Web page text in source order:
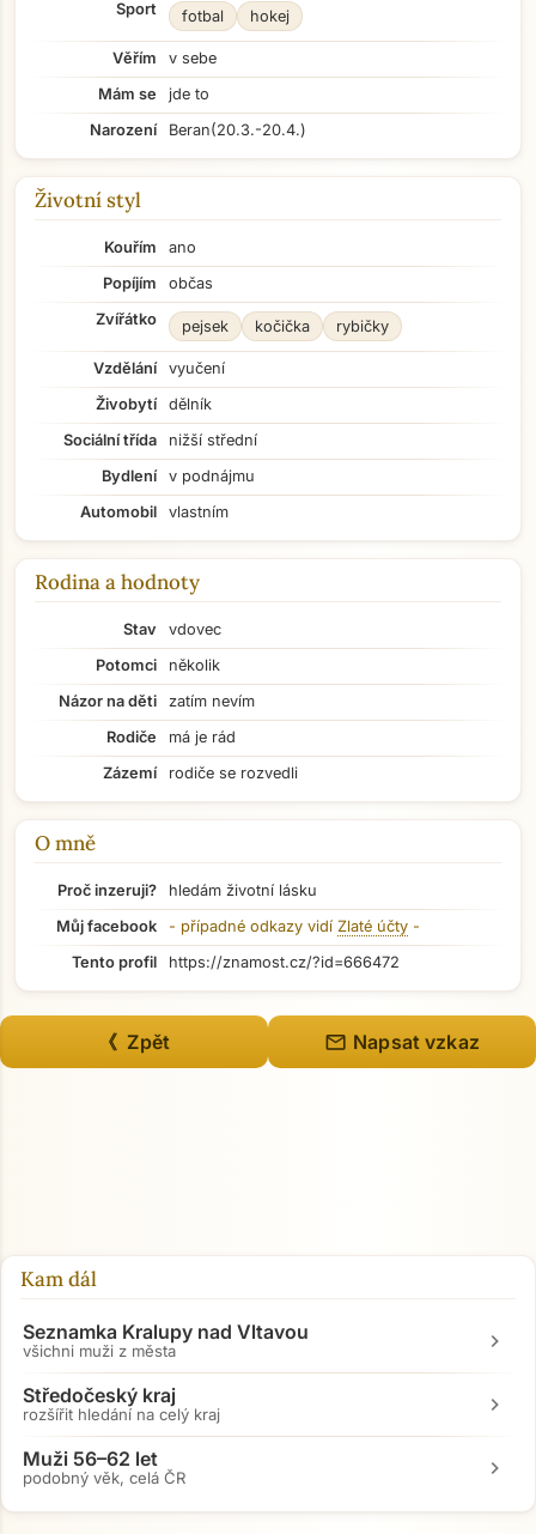
Sport fotbal hokej
Věřím
v sebe
Mám se
jde to
Narození
Beran(20.3.-20.4.)
Životní styl
Kouřím
ano
Popíjím
občas
Zvířátko
pejsek kočička rybičky
Vzdělání
vyučení
Živobytí
dělník
Sociální třída
nižší střední
Bydlení
v podnájmu
Automobil
vlastním
Rodina a hodnoty
Stav
vdovec
Potomci
několik
Názor na děti
zatím nevím
Rodiče
má je rád
Zázemí
rodiče se rozvedli
O mně
Proč inzeruji?
hledám životní lásku
Můj facebook
- případné odkazy vidí Zlaté účty -
Tento profil
https://znamost.cz/?id=666472
《 Zpět mail Napsat vzkaz
Kam dál
Seznamka Kralupy nad Vltavou
všichni muži z města chevron_right
Středočeský kraj
rozšířit hledání na celý kraj chevron_right
Muži 56–62 let
podobný věk, celá ČR chevron_right